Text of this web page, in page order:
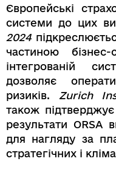
Європейські
системи до цих
2024
частиною бізнес-
інтегрованій
дозволяє
ризиків. Zurich
також
результати ORSA
для нагляду за
стратегічних і